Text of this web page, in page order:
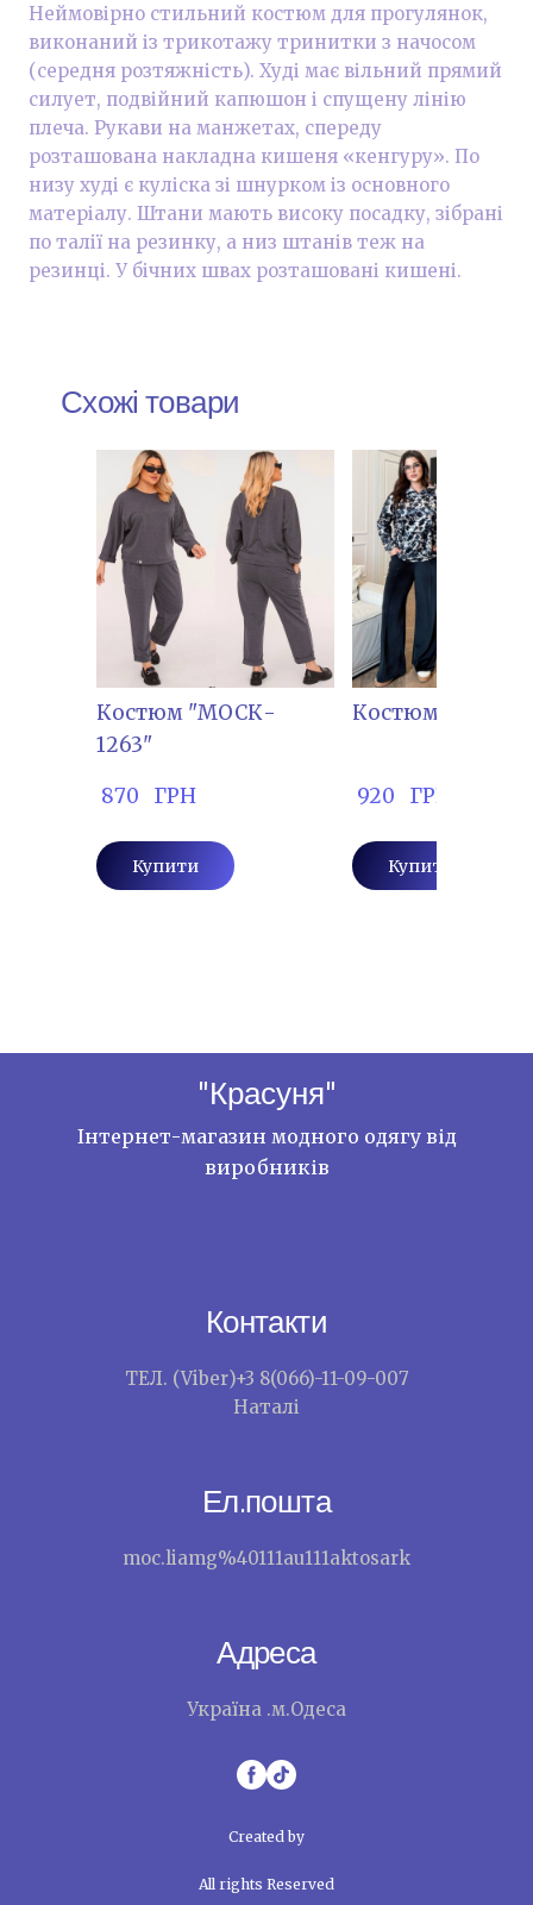
Неймовірно стильний костюм для прогулянок,
виконаний із трикотажу тринитки з начосом
(середня розтяжність). Худі має вільний прямий
силует, подвійний капюшон і спущену лінію
плеча. Рукави на манжетах, спереду
розташована накладна кишеня «кенгуру». По
низу худі є куліска зі шнурком із основного
матеріалу. Штани мають високу посадку, зібрані
по талії на резинку, а низ штанів теж на
резинці. У бічних швах розташовані кишені.
Схожі товари
Костюм "МОСК-
1263"
870   ГРН
Купити
Костюм "БРО-
920   ГРН
Купити
"Красуня"
Інтернет-магазин модного одягу від
виробників
Контакти
ТЕЛ. (Viber)+3 8(066)-11-09-007
Наталі
Ел.пошта
moc.liamg%40111au111aktosark
Адреса
Україна .м.Одеса
Created by
All rights Reserved